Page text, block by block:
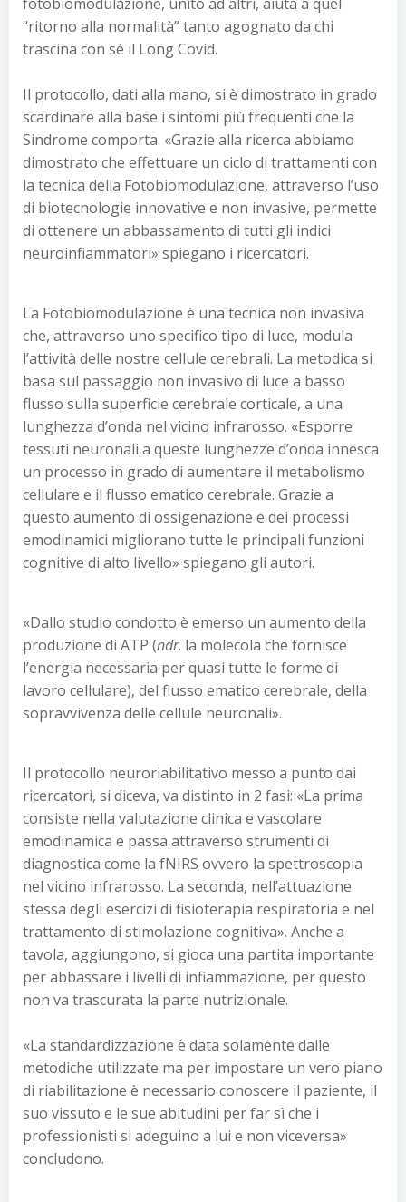
“ritorno alla normalità” tanto agognato da chi
trascina con sé il Long Covid.
Il protocollo, dati alla mano, si è dimostrato in grado
scardinare alla base i sintomi più frequenti che la
Sindrome comporta. «Grazie alla ricerca abbiamo
dimostrato che effettuare un ciclo di trattamenti con
la tecnica della Fotobiomodulazione, attraverso l’uso
di biotecnologie innovative e non invasive, permette
di ottenere un abbassamento di tutti gli indici
neuroinfiammatori» spiegano i ricercatori.
La Fotobiomodulazione è una tecnica non invasiva
che, attraverso uno specifico tipo di luce, modula
l’attività delle nostre cellule cerebrali. La metodica si
basa sul passaggio non invasivo di luce a basso
flusso sulla superficie cerebrale corticale, a una
lunghezza d’onda nel vicino infrarosso. «Esporre
tessuti neuronali a queste lunghezze d’onda innesca
un processo in grado di aumentare il metabolismo
cellulare e il flusso ematico cerebrale. Grazie a
questo aumento di ossigenazione e dei processi
emodinamici migliorano tutte le principali funzioni
cognitive di alto livello» spiegano gli autori.
«Dallo studio condotto è emerso un aumento della
produzione di ATP (ndr. la molecola che fornisce
l’energia necessaria per quasi tutte le forme di
lavoro cellulare), del flusso ematico cerebrale, della
sopravvivenza delle cellule neuronali».
Il protocollo neuroriabilitativo messo a punto dai
ricercatori, si diceva, va distinto in 2 fasi: «La prima
consiste nella valutazione clinica e vascolare
emodinamica e passa attraverso strumenti di
diagnostica come la fNIRS ovvero la spettroscopia
nel vicino infrarosso. La seconda, nell’attuazione
stessa degli esercizi di fisioterapia respiratoria e nel
trattamento di stimolazione cognitiva». Anche a
tavola, aggiungono, si gioca una partita importante
per abbassare i livelli di infiammazione, per questo
non va trascurata la parte nutrizionale.
«La standardizzazione è data solamente dalle
metodiche utilizzate ma per impostare un vero piano
di riabilitazione è necessario conoscere il paziente, il
suo vissuto e le sue abitudini per far sì che i
professionisti si adeguino a lui e non viceversa»
concludono.